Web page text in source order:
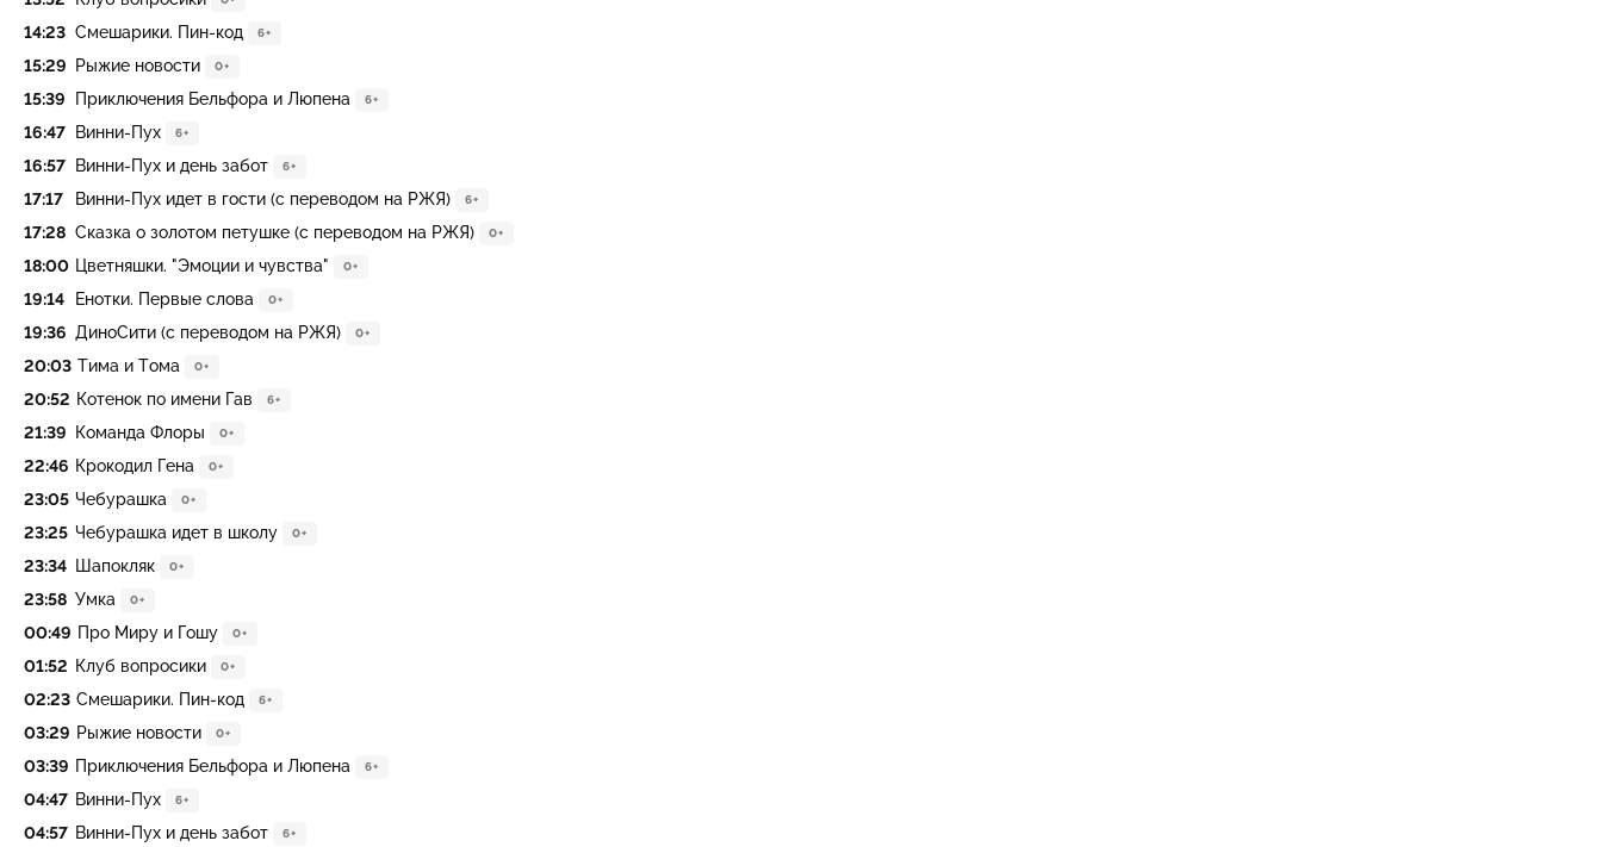
14:23 Смешарики. Пин-код 6+
15:29 Рыжие новости 0+
15:39 Приключения Бельфора и Люпена 6+
16:47 Винни-Пух 6+
16:57 Винни-Пух и день забот 6+
17:17 Винни-Пух идет в гости (с переводом на РЖЯ) 6+
17:28 Сказка о золотом петушке (с переводом на РЖЯ) 0+
18:00 Цветняшки. "Эмоции и чувства" 0+
19:14 Енотки. Первые слова 0+
19:36 ДиноСити (с переводом на РЖЯ) 0+
20:03 Тима и Тома 0+
20:52 Котенок по имени Гав 6+
21:39 Команда Флоры 0+
22:46 Крокодил Гена 0+
23:05 Чебурашка 0+
23:25 Чебурашка идет в школу 0+
23:34 Шапокляк 0+
23:58 Умка 0+
00:49 Про Миру и Гошу 0+
01:52 Клуб вопросики 0+
02:23 Смешарики. Пин-код 6+
03:29 Рыжие новости 0+
03:39 Приключения Бельфора и Люпена 6+
04:47 Винни-Пух 6+
04:57 Винни-Пух и день забот 6+